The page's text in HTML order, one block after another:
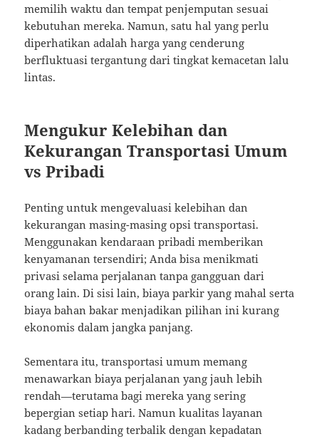
memilih waktu dan tempat penjemputan sesuai
kebutuhan mereka. Namun, satu hal yang perlu
diperhatikan adalah harga yang cenderung
berfluktuasi tergantung dari tingkat kemacetan lalu
lintas.
Mengukur Kelebihan dan
Kekurangan Transportasi Umum
vs Pribadi
Penting untuk mengevaluasi kelebihan dan
kekurangan masing-masing opsi transportasi.
Menggunakan kendaraan pribadi memberikan
kenyamanan tersendiri; Anda bisa menikmati
privasi selama perjalanan tanpa gangguan dari
orang lain. Di sisi lain, biaya parkir yang mahal serta
biaya bahan bakar menjadikan pilihan ini kurang
ekonomis dalam jangka panjang.
Sementara itu, transportasi umum memang
menawarkan biaya perjalanan yang jauh lebih
rendah—terutama bagi mereka yang sering
bepergian setiap hari. Namun kualitas layanan
kadang berbanding terbalik dengan kepadatan